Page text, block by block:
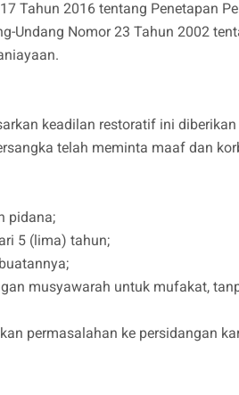
Tahun 2016 tentang Penetapan
Undang Nomor 23 Tahun 2002
keadilan restoratif ini
telah meminta maaf dan
pidana;
5 (lima) tahun;
musyawarah untuk mufakat,
permasalahan ke persidangan